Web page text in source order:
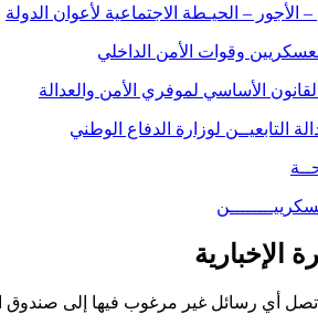
وقوات الأمن الداخلي
الإخبارية
تصل أي رسائل غير مرغوب فيها إلى صندوق